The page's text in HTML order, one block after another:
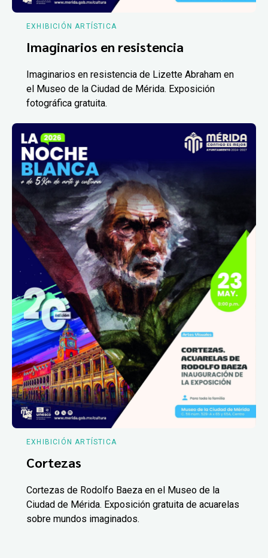
EXHIBICIÓN ARTÍSTICA
Imaginarios en resistencia
Imaginarios en resistencia de Lizette Abraham en
el Museo de la Ciudad de Mérida. Exposición
fotográfica gratuita.
EXHIBICIÓN ARTÍSTICA
Cortezas
Cortezas de Rodolfo Baeza en el Museo de la
Ciudad de Mérida. Exposición gratuita de acuarelas
sobre mundos imaginados.